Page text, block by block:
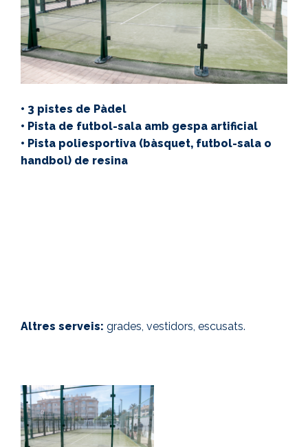
• 3 pistes de Pàdel
• Pista de futbol-sala amb gespa artificial
• Pista poliesportiva (bàsquet, futbol-sala o
handbol) de resina
Altres serveis: grades, vestidors, escusats.